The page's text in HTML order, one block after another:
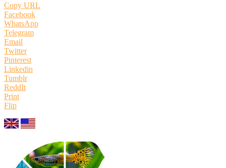
Copy URL
Facebook
WhatsApp
Telegram
Email
Twitter
Pinterest
Linkedin
Tumblr
ReddIt
Print
Flip